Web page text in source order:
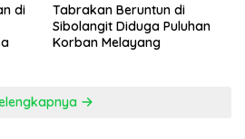
di
Tabrakan Beruntun di
Sibolangit Diduga Puluhan
Korban Melayang